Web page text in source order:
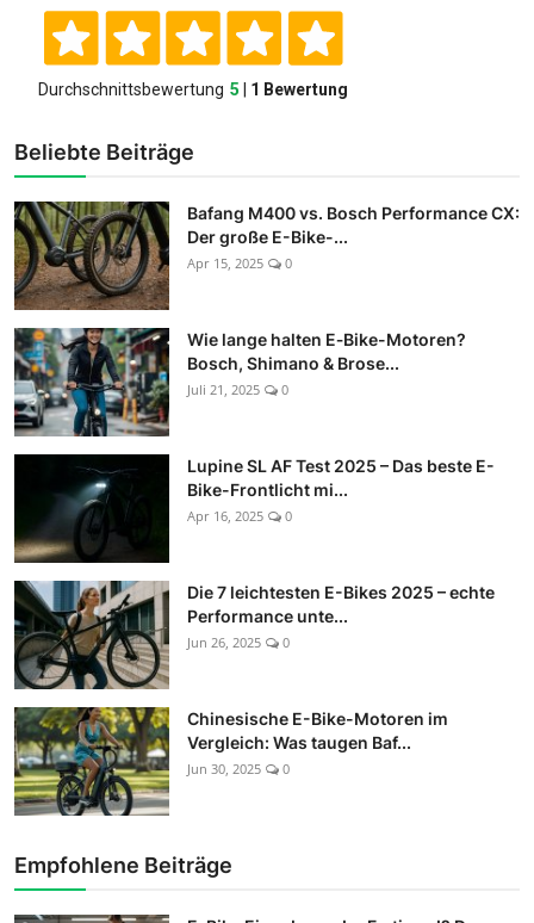
Beliebte Beiträge
Bafang M400 vs. Bosch Performance CX:
Der große E-Bike-...
Apr 15, 2025 0
Wie lange halten E‑Bike-Motoren?
Bosch, Shimano & Brose...
Juli 21, 2025 0
Lupine SL AF Test 2025 – Das beste E-
Bike-Frontlicht mi...
Apr 16, 2025 0
Die 7 leichtesten E-Bikes 2025 – echte
Performance unte...
Jun 26, 2025 0
Chinesische E-Bike-Motoren im
Vergleich: Was taugen Baf...
Jun 30, 2025 0
Empfohlene Beiträge